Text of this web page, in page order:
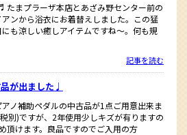
まプラーザ本店とあざみ野センター前の
ンから浴衣にお着替えしました。この猛
も涼しい癒しアイテムですね〜。何も規
記事を読む
が出ました♩
ノ補助ペダルの中古品が1点ご用意出来ま
別)ですが、2年使用少しキズが有りますの
頂けます。良品ですのでご入用の方